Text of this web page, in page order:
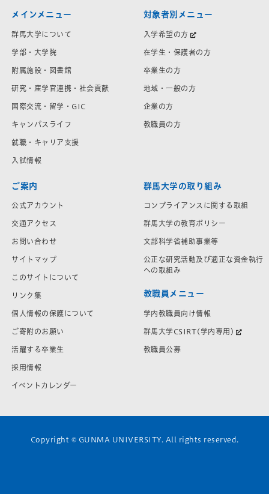
メインメニュー
群馬大学について
学部・大学院
附属施設・図書館
研究・産学官連携・社会貢献
国際交流・留学・GIC
キャンパスライフ
就職・キャリア支援
入試情報
対象者別メニュー
入学希望の方
在学生・保護者の方
卒業生の方
地域・一般の方
企業の方
教職員の方
ご案内
公式アカウント
交通アクセス
お問い合わせ
サイトマップ
このサイトについて
リンク集
個人情報の保護について
ご寄附のお願い
活躍する卒業生
採用情報
イベントカレンダー
群馬大学の取り組み
コンプライアンスに関する取組
群馬大学の教育ポリシー
文部科学省補助事業等
公正な研究活動及び適正な資金執行
への取組み
教職員メニュー
学内教職員向け情報
群馬大学CSIRT(学内専用)
教職員公募
Copyright © GUNMA UNIVERSITY. All rights reserved.